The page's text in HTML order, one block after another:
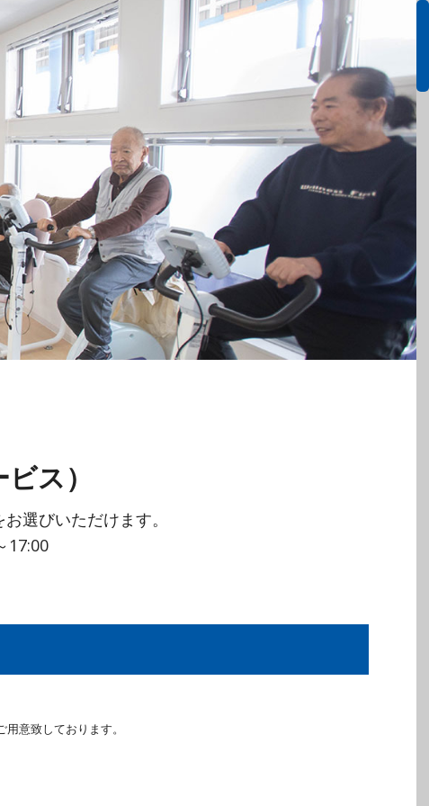
ス）
選びいただけます。
17:00
意致しております。